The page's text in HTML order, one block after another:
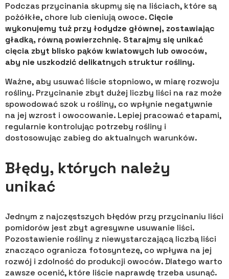
Podczas przycinania skupmy się na liściach, które są
pożółkłe, chore lub cieniują owoce. Cięcie
wykonujemy tuż przy łodydze głównej, zostawiając
gładką, równą powierzchnię. Starajmy się unikać
cięcia zbyt blisko pąków kwiatowych lub owoców,
aby nie uszkodzić delikatnych struktur rośliny.
Ważne, aby usuwać liście stopniowo, w miarę rozwoju
rośliny. Przycinanie zbyt dużej liczby liści na raz może
spowodować szok u rośliny, co wpłynie negatywnie
na jej wzrost i owocowanie. Lepiej pracować etapami,
regularnie kontrolując potrzeby rośliny i
dostosowując zabieg do aktualnych warunków.
Błędy, których należy
unikać
Jednym z najczęstszych błędów przy przycinaniu liści
pomidorów jest zbyt agresywne usuwanie liści.
Pozostawienie rośliny z niewystarczającą liczbą liści
znacząco ogranicza fotosyntezę, co wpływa na jej
rozwój i zdolność do produkcji owoców. Dlatego warto
zawsze ocenić, które liście naprawdę trzeba usunąć.